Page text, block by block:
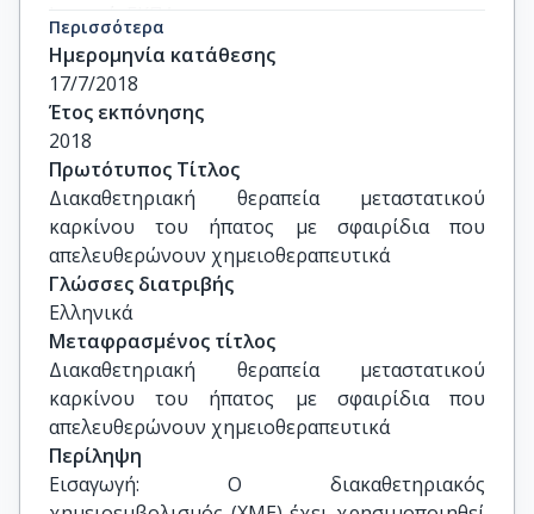
Ιατρική, ΕΚΠΑ
Κουρέας Ανδρέας, Επίκ. καθηγητής, Ιατρική,
ΕΚΠΑ
Σπηλιόπουλος Σταύρος, Επίκ. καθηγητής,
Ιατρική, ΕΚΠΑ
Περισσότερα
Ημερομηνία κατάθεσης
17/7/2018
Έτος εκπόνησης
2018
Πρωτότυπος Τίτλος
Διακαθετηριακή θεραπεία μεταστατικού
καρκίνου του ήπατος με σφαιρίδια που
απελευθερώνουν χημειοθεραπευτικά
Γλώσσες διατριβής
Ελληνικά
Μεταφρασμένος τίτλος
Διακαθετηριακή θεραπεία μεταστατικού
καρκίνου του ήπατος με σφαιρίδια που
απελευθερώνουν χημειοθεραπευτικά
Περίληψη
Εισαγωγή: Ο διακαθετηριακός